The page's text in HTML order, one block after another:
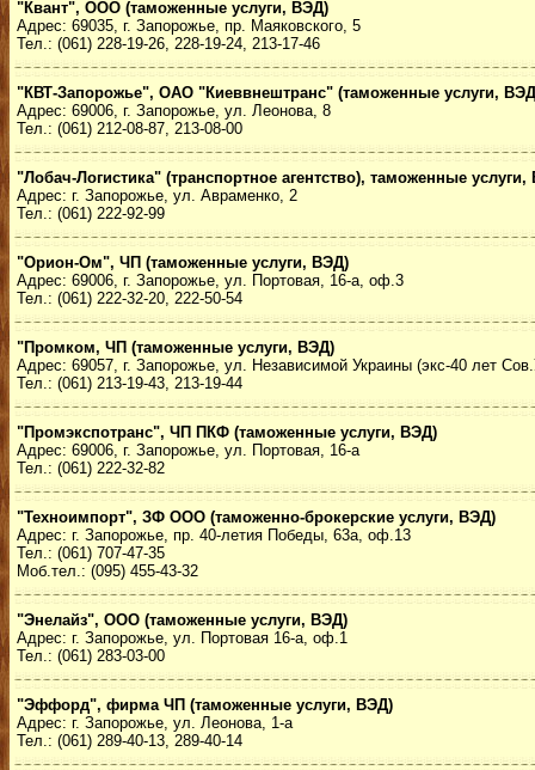
"Квант", ООО (таможенные услуги, ВЭД)
Адрес: 69035, г. Запорожье, пр. Маяковского, 5
Тел.: (061) 228-19-26, 228-19-24, 213-17-46
"КВТ-Запорожье", ОАО "Киеввнештранс" (таможенные услуги,
Адрес: 69006, г. Запорожье, ул. Леонова, 8
Тел.: (061) 212-08-87, 213-08-00
"Лобач-Логистика" (транспортное агентство), таможенные
Адрес: г. Запорожье, ул. Авраменко, 2
Тел.: (061) 222-92-99
"Орион-Ом", ЧП (таможенные услуги, ВЭД)
Адрес: 69006, г. Запорожье, ул. Портовая, 16-а, оф.3
Тел.: (061) 222-32-20, 222-50-54
"Промком, ЧП (таможенные услуги, ВЭД)
Адрес: 69057, г. Запорожье, ул. Независимой Украины (экс-40 лет
Тел.: (061) 213-19-43, 213-19-44
"Промэкспотранс", ЧП ПКФ (таможенные услуги, ВЭД)
Адрес: 69006, г. Запорожье, ул. Портовая, 16-а
Тел.: (061) 222-32-82
"Техноимпорт", ЗФ ООО (таможенно-брокерские услуги, ВЭД)
Адрес: г. Запорожье, пр. 40-летия Победы, 63а, оф.13
Тел.: (061) 707-47-35
Моб.тел.: (095) 455-43-32
"Энелайз", ООО (таможенные услуги, ВЭД)
Адрес: г. Запорожье, ул. Портовая 16-а, оф.1
Тел.: (061) 283-03-00
"Эффорд", фирма ЧП (таможенные услуги, ВЭД)
Адрес: г. Запорожье, ул. Леонова, 1-а
Тел.: (061) 289-40-13, 289-40-14